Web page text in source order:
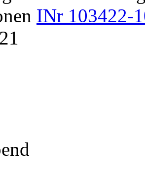
INr 103422-